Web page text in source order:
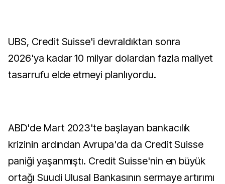
UBS, Credit Suisse'i devraldıktan sonra
2026'ya kadar 10 milyar dolardan fazla maliyet
tasarrufu elde etmeyi planlıyordu.
ABD'de Mart 2023'te başlayan bankacılık
krizinin ardından Avrupa'da da Credit Suisse
paniği yaşanmıştı. Credit Suisse'nin en büyük
ortağı Suudi Ulusal Bankasının sermaye artırımı